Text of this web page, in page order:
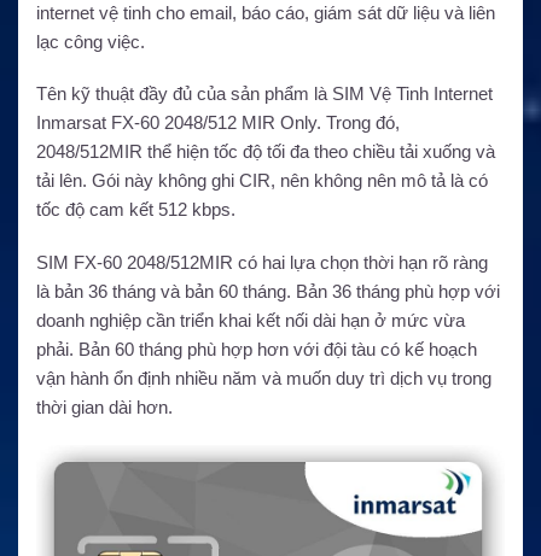
internet vệ tinh cho email, báo cáo, giám sát dữ liệu và liên
lạc công việc.
Tên kỹ thuật đầy đủ của sản phẩm là SIM Vệ Tinh Internet
Inmarsat FX-60 2048/512 MIR Only. Trong đó,
2048/512MIR thể hiện tốc độ tối đa theo chiều tải xuống và
tải lên. Gói này không ghi CIR, nên không nên mô tả là có
tốc độ cam kết 512 kbps.
SIM FX-60 2048/512MIR có hai lựa chọn thời hạn rõ ràng
là bản 36 tháng và bản 60 tháng. Bản 36 tháng phù hợp với
doanh nghiệp cần triển khai kết nối dài hạn ở mức vừa
phải. Bản 60 tháng phù hợp hơn với đội tàu có kế hoạch
vận hành ổn định nhiều năm và muốn duy trì dịch vụ trong
thời gian dài hơn.